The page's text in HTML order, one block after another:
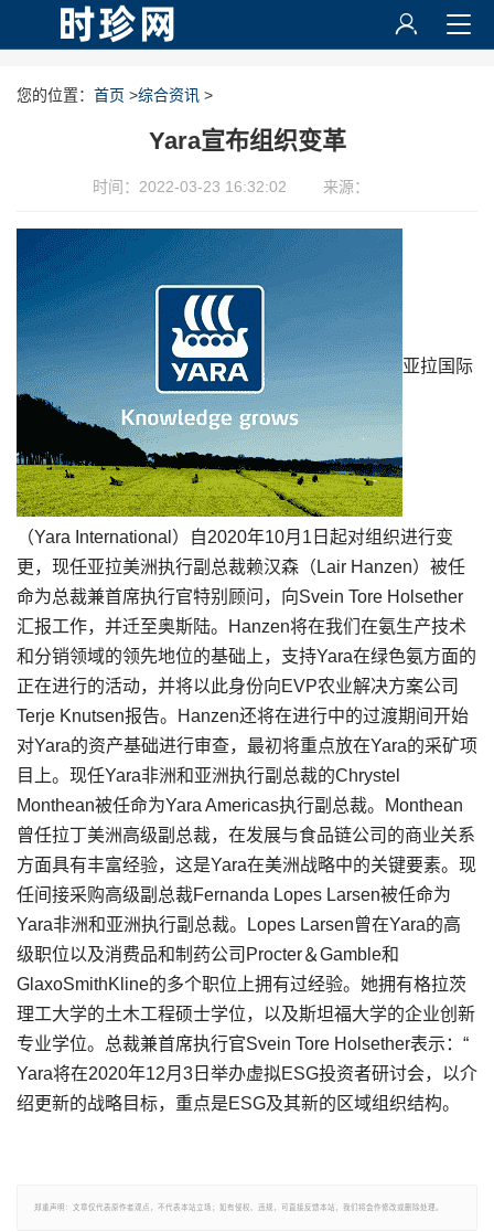
您的位置： 首页 >综合资讯 >
Yara宣布组织变革
时间：2022-03-23 16:32:02 来源：
亚拉国际
（Yara International）自2020年10月1日起对组织进行变
更，现任亚拉美洲执行副总裁赖汉森（Lair Hanzen）被任
命为总裁兼首席执行官特别顾问，向Svein Tore Holsether
汇报工作，并迁至奥斯陆。Hanzen将在我们在氨生产技术
和分销领域的领先地位的基础上，支持Yara在绿色氨方面的
正在进行的活动，并将以此身份向EVP农业解决方案公司
Terje Knutsen报告。Hanzen还将在进行中的过渡期间开始
对Yara的资产基础进行审查，最初将重点放在Yara的采矿项
目上。现任Yara非洲和亚洲执行副总裁的Chrystel
Monthean被任命为Yara Americas执行副总裁。Monthean
曾任拉丁美洲高级副总裁，在发展与食品链公司的商业关系
方面具有丰富经验，这是Yara在美洲战略中的关键要素。现
任间接采购高级副总裁Fernanda Lopes Larsen被任命为
Yara非洲和亚洲执行副总裁。Lopes Larsen曾在Yara的高
级职位以及消费品和制药公司Procter＆Gamble和
GlaxoSmithKline的多个职位上拥有过经验。她拥有格拉茨
理工大学的土木工程硕士学位，以及斯坦福大学的企业创新
专业学位。总裁兼首席执行官Svein Tore Holsether表示：“
Yara将在2020年12月3日举办虚拟ESG投资者研讨会，以介
绍更新的战略目标，重点是ESG及其新的区域组织结构。
郑重声明：文章仅代表原作者观点，不代表本站立场；如有侵权、违规，可直接反馈本站，我们将会作修改或删除处理。